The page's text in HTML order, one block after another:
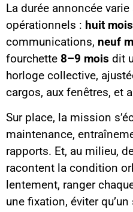
La durée annoncée
opérationnels : huit mois
communications, neuf
fourchette 8–9 mois dit
horloge collective,
cargos, aux fenêtres, et
Sur place, la mission
maintenance,
rapports. Et, au milieu,
racontent la condition
lentement, ranger
une fixation, éviter